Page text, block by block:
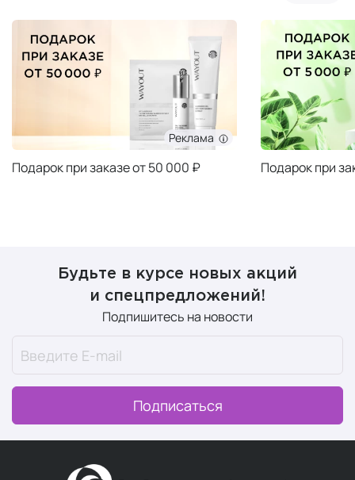
Реклама
Подарок при заказе от 50 000 ₽ Подарок при
Будьте в курсе новых акций
и спецпредложений!
Подпишитесь на новости
Подписаться